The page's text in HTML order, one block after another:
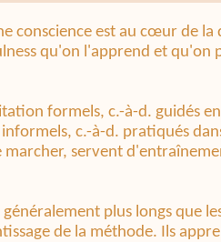
conscience est au cœur de
qu'on l'apprend et qu'on
formels, c.-à-d. guidés
c.-à-d. pratiqués
servent
généralement plus longs que
de la méthode. Ils